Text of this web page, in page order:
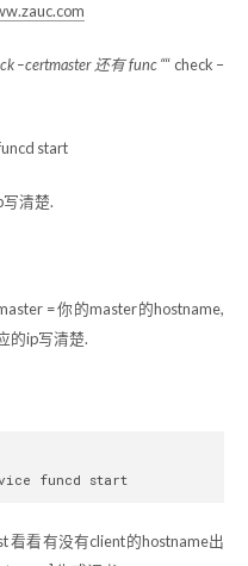
–certmaster 还有 func ““ check –
start
清楚.
= 你的master的hostname,
的ip写清楚.
看看有没有client的hostname出